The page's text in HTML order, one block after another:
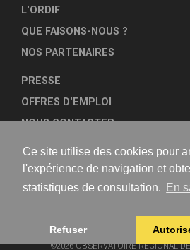
Ce site utilise des cookies pour
l'expérience de navigation et
statistiques de consultation.
En
Refuser
L'ORDIF
QUE FAISONS-NOUS ?
NOS PARTENAIRES
PRESSE
OFFRES D'EMPLOI
NOUS CONTACTER
PLAN DU SITE
MENTIONS LÉGALES
NOUS SUIVRE
©2026 OBSERVATOIRE RÉGIONAL